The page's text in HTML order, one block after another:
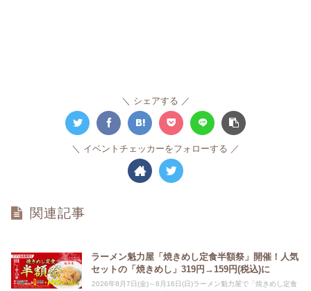
シェアする
イベントチェッカーをフォローする
関連記事
ラーメン魁力屋「焼きめし定食半額祭」開催！人気
セットの「焼きめし」319円→159円(税込)に
2026年8月7日(金)～8月16日(日)ラーメン魁力屋で「焼きめし定食